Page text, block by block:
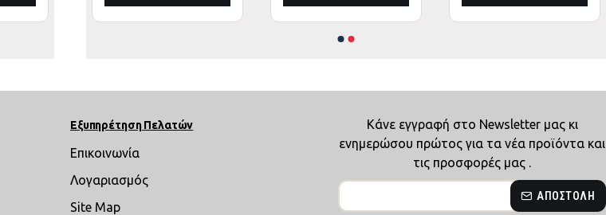
Εξυπηρέτηση Πελατών
Επικοινωνία
Λογαριασμός
Site Map
Κάνε εγγραφή στο Newsletter μας κι
ενημερώσου πρώτος για τα νέα προϊόντα και
τις προσφορές μας .
ΑΠΟΣΤΟΛΉ